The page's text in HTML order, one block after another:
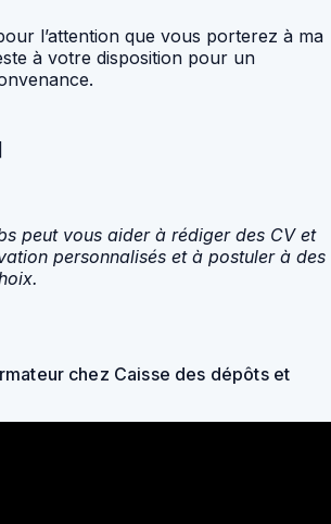
l’attention que vous porterez à ma
à votre disposition pour un
peut vous aider à rédiger des CV et
personnalisés et à postuler à des
chez Caisse des dépôts et